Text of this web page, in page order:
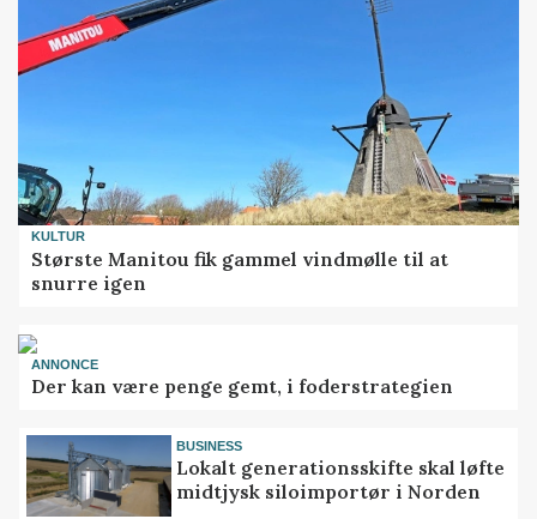
KULTUR
Største Manitou fik gammel vindmølle til at
snurre igen
ANNONCE
Der kan være penge gemt, i foderstrategien
BUSINESS
Lokalt generationsskifte skal løfte
midtjysk siloimportør i Norden